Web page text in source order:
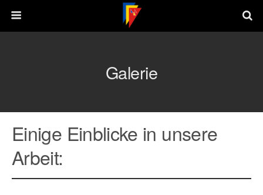
Galerie
Einige Einblicke in unsere
Arbeit: